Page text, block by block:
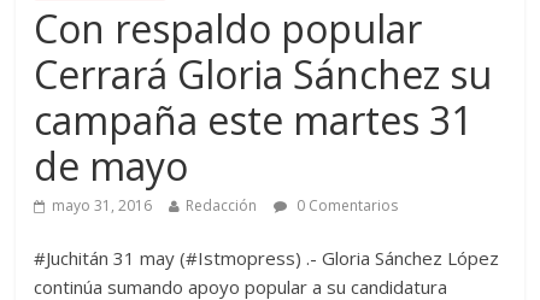
Con respaldo popular
Cerrará Gloria Sánchez su
campaña este martes 31
de mayo
mayo 31, 2016 Redacción 0 Comentarios
#Juchitán 31 may (#Istmopress) .- Gloria Sánchez López
continúa sumando apoyo popular a su candidatura